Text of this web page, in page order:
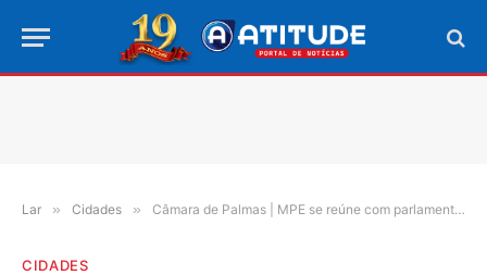
Lar » Cidades » Câmara de Palmas | MPE se reúne com parlamentares para debater lei do silêncio. Projeto é retirado da pauta
CIDADES